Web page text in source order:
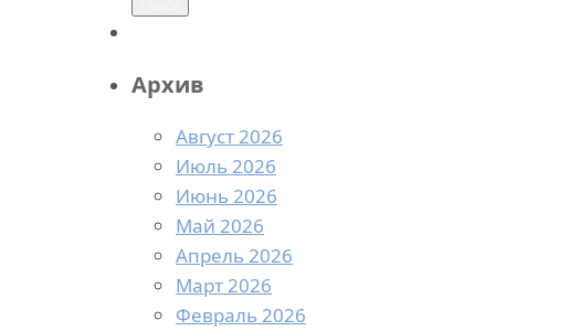
Архив
Август 2026
Июль 2026
Июнь 2026
Май 2026
Апрель 2026
Март 2026
Февраль 2026